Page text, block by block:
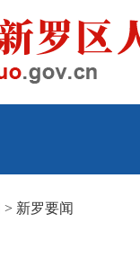
> 新罗要闻